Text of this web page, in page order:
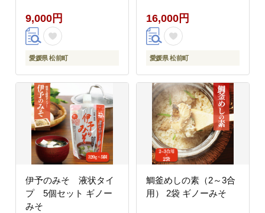
9,000円
愛媛県 松前町
16,000円
愛媛県 松前町
伊予のみそ 液状タイ
プ 5個セット ギノー
みそ
鯛釜めしの素（2～3合
用） 2袋 ギノーみそ